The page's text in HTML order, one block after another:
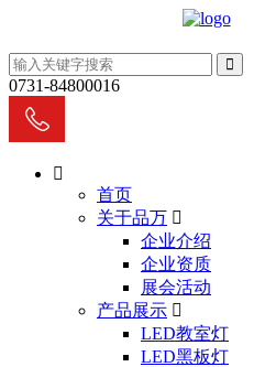
0731-84800016
首页
关于品万
企业介绍
企业资质
展会活动
产品展示
LED教室灯
LED黑板灯